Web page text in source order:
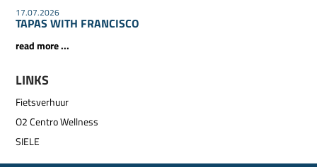
17.07.2026
TAPAS WITH FRANCISCO
read more ...
LINKS
Fietsverhuur
O2 Centro Wellness
SIELE